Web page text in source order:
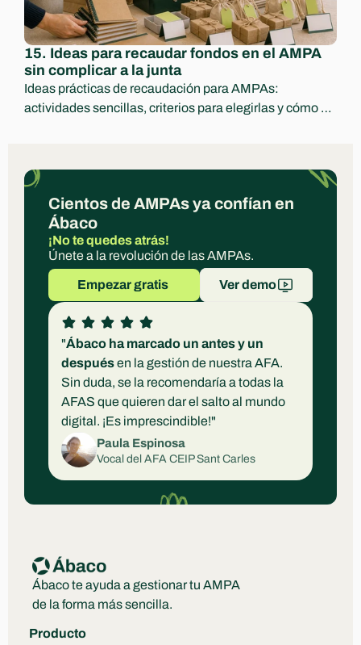
Cientos de AMPAs ya confían en
Ábaco
¡No te quedes atrás!
Únete a la revolución de las AMPAs.
Empezar gratis Ver demo
"Ábaco ha marcado un antes y un
después en la gestión de nuestra AFA.
Sin duda, se la recomendaría a todas la
AFAS que quieren dar el salto al mundo
digital. ¡Es imprescindible!"
Paula Espinosa
Vocal del AFA CEIP Sant Carles
Ábaco te ayuda a gestionar tu AMPA
de la forma más sencilla.
Producto
15. Ideas para recaudar fondos en el AMPA
sin complicar a la junta
Ideas prácticas de recaudación para AMPAs:
actividades sencillas, criterios para elegirlas y cómo